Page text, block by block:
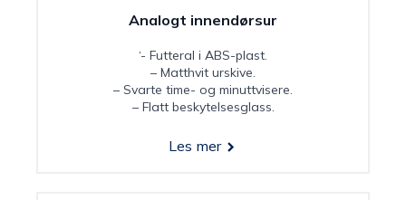
Analogt innendørsur
‘- Futteral i ABS-plast.
– Matthvit urskive.
– Svarte time- og minuttvisere.
– Flatt beskytelsesglass.
Les mer